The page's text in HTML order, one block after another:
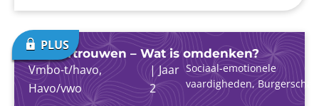
Zelfvertrouwen – Wat is omdenken?
Vmbo-t/havo,
Havo/vwo
| Jaar
2
Sociaal-emotionele
vaardigheden,Burgerschap